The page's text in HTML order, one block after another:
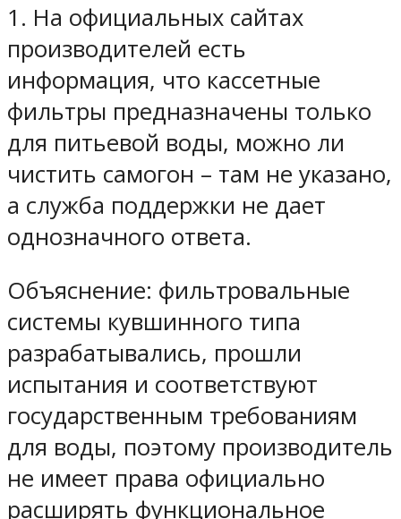
1. На официальных сайтах
производителей есть
информация, что кассетные
фильтры предназначены только
для питьевой воды, можно ли
чистить самогон – там не указано,
а служба поддержки не дает
однозначного ответа.
Объяснение: фильтровальные
системы кувшинного типа
разрабатывались, прошли
испытания и соответствуют
государственным требованиям
для воды, поэтому производитель
не имеет права официально
расширять функциональное